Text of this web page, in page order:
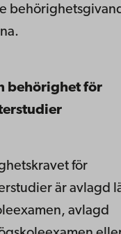
behörighet för
för
är avlagd
avlagd